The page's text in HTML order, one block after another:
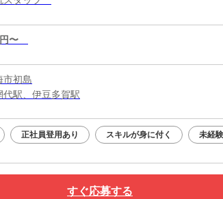
円〜
市初島
代駅、伊豆多賀駅
正社員登用あり スキルが身に付く 未経
すぐ応募する